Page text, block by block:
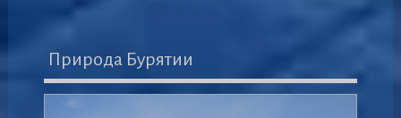
Природа Бурятии